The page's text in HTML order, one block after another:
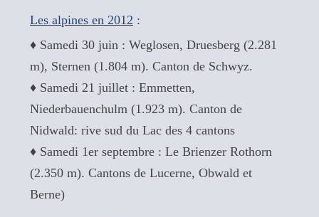
Les alpines en 2012 :
♦ Samedi 30 juin : Weglosen, Druesberg (2.281
m), Sternen (1.804 m). Canton de Schwyz.
♦ Samedi 21 juillet : Emmetten,
Niederbauenchulm (1.923 m). Canton de
Nidwald: rive sud du Lac des 4 cantons
♦ Samedi 1er septembre : Le Brienzer Rothorn
(2.350 m). Cantons de Lucerne, Obwald et
Berne)